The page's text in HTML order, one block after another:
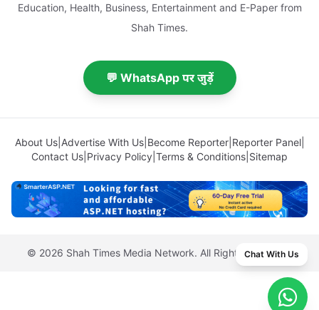
Education, Health, Business, Entertainment and E-Paper from
Shah Times.
💬 WhatsApp पर जुड़ें
About Us| Advertise With Us| Become Reporter| Reporter Panel|
Contact Us Privacy Policy Terms & Conditions Sitemap
© 2026 Shah Times Media Network. All Rights Reserved.
Chat With Us